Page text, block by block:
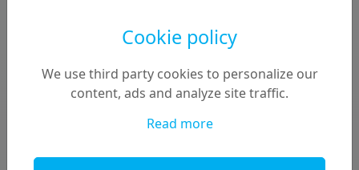
- Chúng tôi quan tâm tới bạn!
Mã cơ sở y tế 1300-00104
Cookie policy
We use third party cookies to personalize our
content, ads and analyze site traffic.
Read more